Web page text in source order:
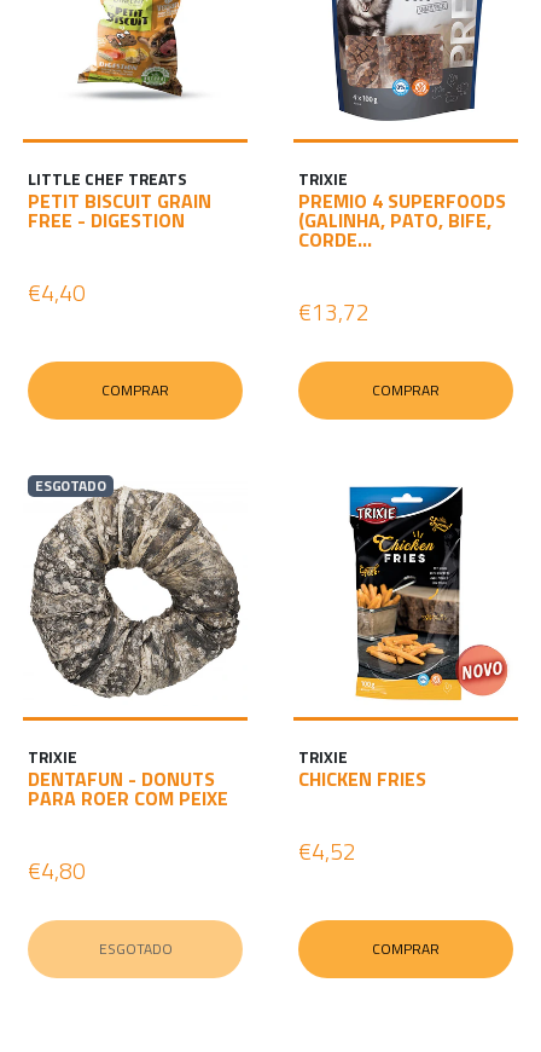
LITTLE CHEF TREATS
PETIT BISCUIT GRAIN
FREE - DIGESTION
€4,40
COMPRAR
TRIXIE
PREMIO 4 SUPERFOODS
(GALINHA, PATO, BIFE,
CORDE...
€13,72
COMPRAR
ESGOTADO
TRIXIE
DENTAFUN - DONUTS
PARA ROER COM PEIXE
€4,80
ESGOTADO
TRIXIE
CHICKEN FRIES
€4,52
COMPRAR